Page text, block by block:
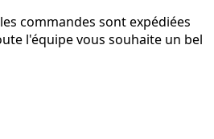
commandes sont expédiées
l'équipe vous souhaite un bel